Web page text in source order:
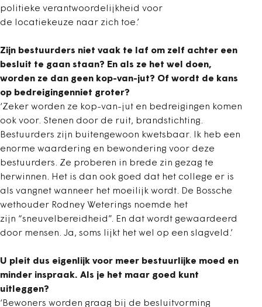
politieke verantwoordelijkheid voor
de locatiekeuze naar zich toe.’
Zijn bestuurders niet vaak te laf om zelf achter een
besluit te gaan staan? En als ze het wel doen,
worden ze dan geen kop-van-jut? Of wordt de kans
op bedreigingenniet groter?
‘Zeker worden ze kop-van-jut en bedreigingen komen
ook voor. Stenen door de ruit, brandstichting.
Bestuurders zijn buitengewoon kwetsbaar. Ik heb een
enorme waardering en bewondering voor deze
bestuurders. Ze proberen in brede zin gezag te
herwinnen. Het is dan ook goed dat het college er is
als vangnet wanneer het moeilijk wordt. De Bossche
wethouder Rodney Weterings noemde het
zijn “sneuvelbereidheid”. En dat wordt gewaardeerd
door mensen. Ja, soms lijkt het wel op een slagveld.’
U pleit dus eigenlijk voor meer bestuurlijke moed en
minder inspraak. Als je het maar goed kunt
uitleggen?
‘Bewoners worden graag bij de besluitvorming